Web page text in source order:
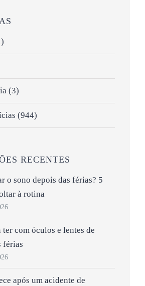
(3)
(944)
RECENTES
o sono depois das férias? 5
à rotina
ter com óculos e lentes de
férias
após um acidente de